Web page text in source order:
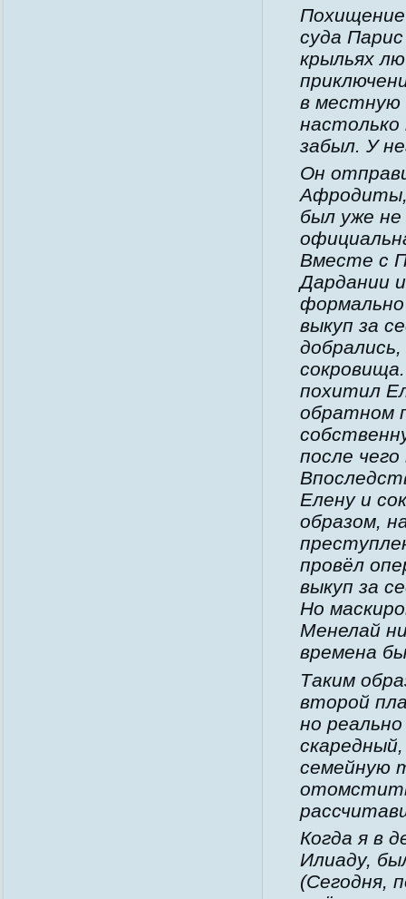
Похищение
суда
крыльях
в местную
забыл. У
Он
Афродиты,
был уже
Вместе с
Дардании
выкуп за
похитил
обратном
после
Елену и
образом,
провёл
выкуп за
Но
Менелай
времена
Таким
второй
но
семейную
Когда я в
Илиаду,
(Сегодня,